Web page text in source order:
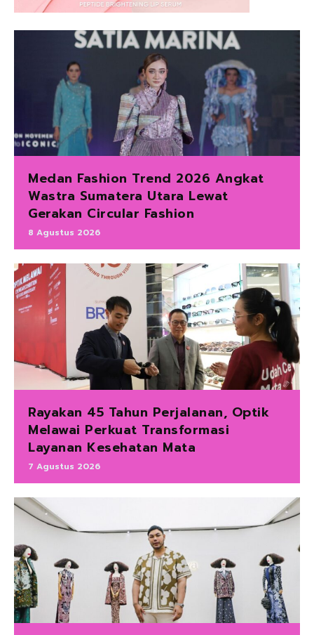
Medan Fashion Trend 2026 Angkat
Wastra Sumatera Utara Lewat
Gerakan Circular Fashion
8 Agustus 2026
Rayakan 45 Tahun Perjalanan, Optik
Melawai Perkuat Transformasi
Layanan Kesehatan Mata
7 Agustus 2026